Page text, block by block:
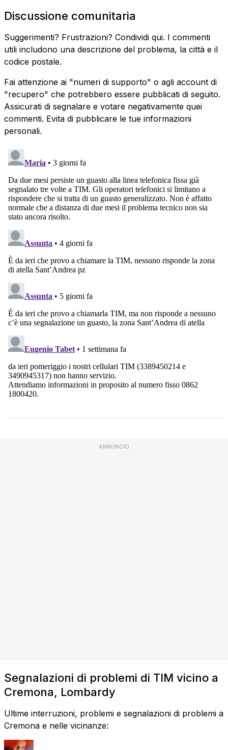
Discussione comunitaria
Suggerimenti? Frustrazioni? Condividi qui. I commenti
utili includono una descrizione del problema, la città e il
codice postale.
Fai attenzione ai "numeri di supporto" o agli account di
"recupero" che potrebbero essere pubblicati di seguito.
Assicurati di segnalare e votare negativamente quei
commenti. Evita di pubblicare le tue informazioni
personali.
ANNUNCIO
Segnalazioni di problemi di TIM vicino a
Cremona, Lombardy
Ultime interruzioni, problemi e segnalazioni di problemi a
Cremona e nelle vicinanze: